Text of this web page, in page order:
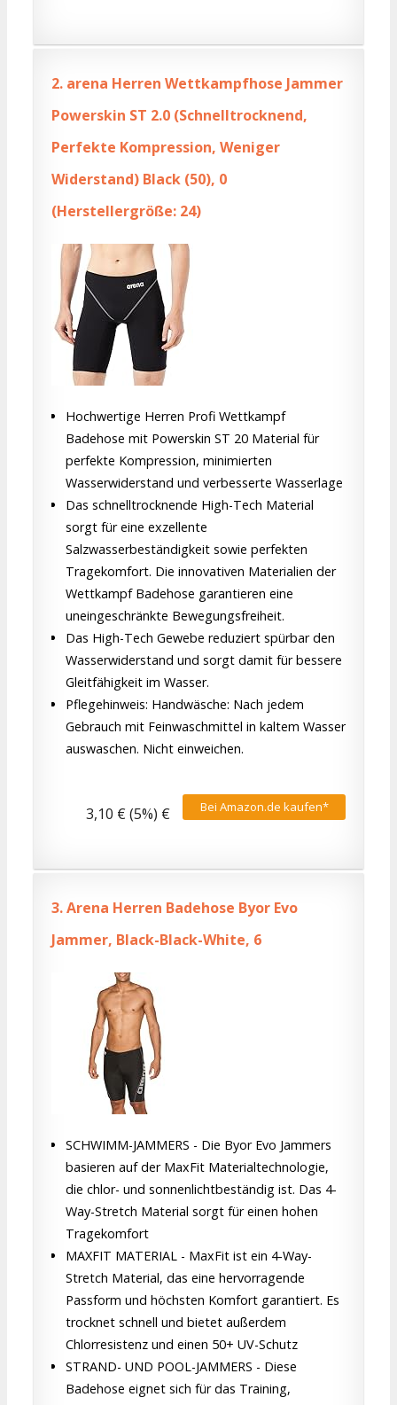
2. arena Herren Wettkampfhose Jammer
Powerskin ST 2.0 (Schnelltrocknend,
Perfekte Kompression, Weniger
Widerstand) Black (50), 0
(Herstellergröße: 24)
Hochwertige Herren Profi Wettkampf
Badehose mit Powerskin ST 20 Material für
perfekte Kompression, minimierten
Wasserwiderstand und verbesserte Wasserlage
Das schnelltrocknende High-Tech Material
sorgt für eine exzellente
Salzwasserbeständigkeit sowie perfekten
Tragekomfort. Die innovativen Materialien der
Wettkampf Badehose garantieren eine
uneingeschränkte Bewegungsfreiheit.
Das High-Tech Gewebe reduziert spürbar den
Wasserwiderstand und sorgt damit für bessere
Gleitfähigkeit im Wasser.
Pflegehinweis: Handwäsche: Nach jedem
Gebrauch mit Feinwaschmittel in kaltem Wasser
auswaschen. Nicht einweichen.
Bei Amazon.de kaufen*
3,10 € (5%) €
3.Arena Herren Badehose Byor Evo
Jammer, Black-Black-White, 6
SCHWIMM-JAMMERS - Die Byor Evo Jammers
basieren auf der MaxFit Materialtechnologie,
die chlor- und sonnenlichtbeständig ist. Das 4-
Way-Stretch Material sorgt für einen hohen
Tragekomfort
MAXFIT MATERIAL - MaxFit ist ein 4-Way-
Stretch Material, das eine hervorragende
Passform und höchsten Komfort garantiert. Es
trocknet schnell und bietet außerdem
Chlorresistenz und einen 50+ UV-Schutz
STRAND- UND POOL-JAMMERS - Diese
Badehose eignet sich für das Training,